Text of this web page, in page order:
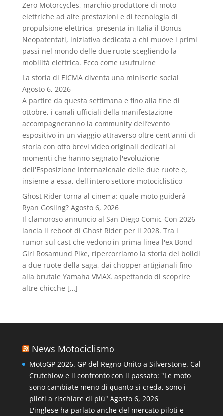
Zero Motorcycles, marchio produttore di moto
elettriche ad alte prestazioni e di tecnologia di
propulsione elettrica, presenta in Italia il Bonus
Neopatentati, iniziativa dedicata a chi muove i primi
passi nel mondo delle due ruote scegliendo la
mobilità elettrica. Ecco come usufruirne
La storia di EICMA diventa una miniserie social
Agosto 6, 2026
A partire da questa settimana e fino alla fine di
ottobre, i canali ufficiali della manifestazione
accompagneranno la community dell’evento
espositivo in un viaggio attraverso oltre cent'anni di
storia con otto brevi video originali dedicati ai
momenti che hanno segnato l'evoluzione
dell'Esposizione Internazionale delle due ruote e,
insieme a essa, dell'intero settore motociclistico
Ghost Rider torna al cinema: quale moto guiderà
Ryan Gosling? Agosto 6, 2026
Il clamoroso annuncio al San Diego Comic-Con 2026
lancia il reboot di Ghost Rider per il 2028. Tra i
rumor sul cast che vedono in prima linea l'ex Bond
Girl Rosamund Pike, ripercorriamo la storia dei bolidi
a due ruote della saga, dai chopper artigianali fino
alla brutale Yamaha VMAX, aspettando di scoprire
altre chicche […]
News Motociclismo
MotoGP 2026. GP del Regno Unito a Silverstone. Cal
Crutchlow e il confronto con il passato: "Le moto
sono cambiate meno di quanto si creda, sono i
piloti a rischiare di più" Agosto 6, 2026
L'inglese ha parlato anche del mercato piloti e